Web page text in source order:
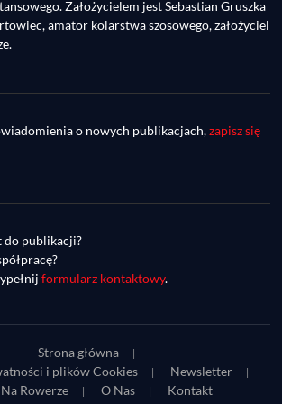
Szafraniec. Dwie
Założycielem jest Sebastian Gruszka
amator kolarstwa szosowego, założyciel
o nowych publikacjach,zapisz się
do publikacji?
formularz kontaktowy.
Strona główna
i plików Cookies
Newsletter
Rowerze
O Nas Kontakt